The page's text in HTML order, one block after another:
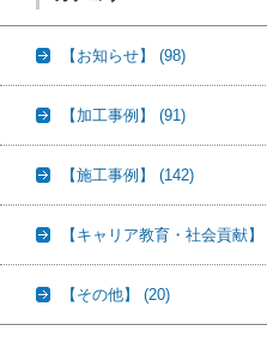
【お知らせ】 (98)
【加工事例】 (91)
【施工事例】 (142)
【キャリア教育・社会貢献】
【その他】 (20)